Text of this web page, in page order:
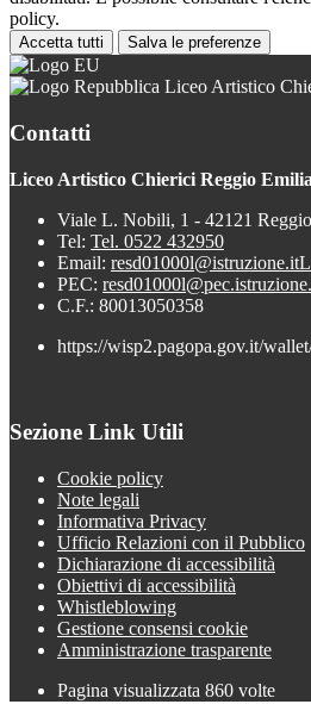
policy.
Accetta tutti Salva le preferenze
Liceo Artistico
Contatti
Liceo Artistico Chierici Reggio Emilia
Viale L. Nobili, 1 - 42121
Tel: Tel. 0522 432950
Email: resd01000l@istruzione.it
PEC:
C.F.: 80013050358
https://wisp2.pagopa.gov.it/
Sezione Link Utili
Cookie policy
Note legali
Informativa Privacy
Ufficio Relazioni con il Pubblico
Dichiarazione di accessibilità
Obiettivi di accessibilità
Whistleblowing
Gestione consensi cookie
Amministrazione trasparente
Pagina visualizzata 860 volte